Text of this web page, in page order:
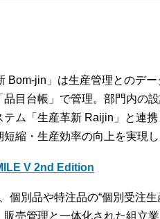
Bom-jin」は生産管理とのデー
目台帳」で管理。部門内の
ム「生産革新 Raijin」と連携
縮・生産効率の向上を実現し
V 2nd Edition
個別品や特注品の“個別受注
売管理と一体化された組立